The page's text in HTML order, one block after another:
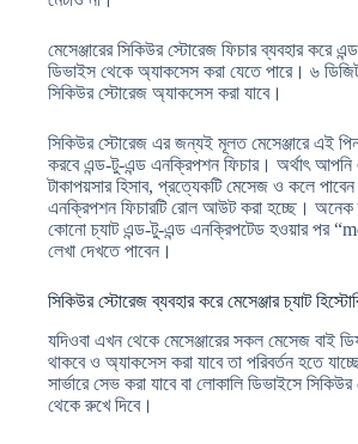
মেসেঞ্জারের সিকিউর স্টোরেজ ফিচার ব্যবহার করে
ডিভাইস থেকে অ্যাকসেস করা যেতে পারে। ৬
সিকিউর স্টোরেজ অ্যাকসেস করা যাবে।
সিকিউর স্টোরেজ এর জন্যই মূলত মেসেঞ্জারে এই
করবে এন্ড-টু-এন্ড এনক্রিপশন ফিচার। অর্থাৎ
টাকাপয়সার হিসাব, প্রত্যেকটি মেসেজ ও কলে
এনক্রিপশন ফিচারটি রোল আউট করা হচ্ছে। অনেক
কোনো চ্যাট এন্ড-টু-এন্ড এনক্রিপটেড হওয়ার
লেখা দেখতে পাবেন।
সিকিউর স্টোরেজ ব্যবহার করে মেসেঞ্জার চ্যাট
যদিওবা এখন থেকে মেসেঞ্জারের সকল মেসেজ বাই
থাকবে ও অ্যাকসেস করা যাবে তা পরিবর্তন হতে
সার্ভারে সেভ করা যাবে বা লোকালি ডিভাইসে
থেকে রুখে দিবে।